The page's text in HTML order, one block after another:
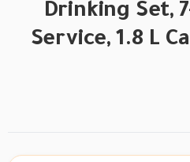
Drinking Set,
Service, 1.8 L